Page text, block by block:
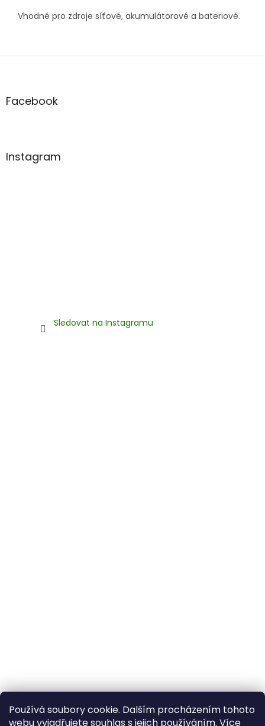
Používá soubory cookie. Dalším procházením tohoto
webu vyjadřujete souhlas s jejich používáním. Více
Vhodné pro zdroje síťové, akumulátorové a bateriové.
Z
aFacebook
Instagram
Sledovat na Instagramu